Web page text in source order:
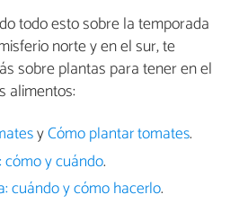
todo esto sobre la temporada
norte y en el sur, te
sobre plantas para tener en el
alimentos:
yCómo plantar tomates.
cómo y cuándo.
cuándo y cómo hacerlo.